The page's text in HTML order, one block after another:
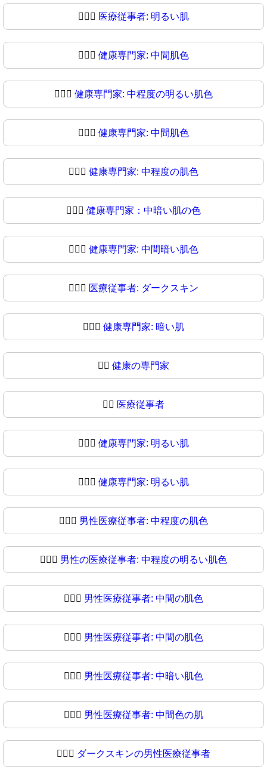
🧑🏻‍⚕ 医療従事者: 明るい肌
🧑🏼‍⚕️ 健康専門家: 中間肌色
🧑🏼‍⚕ 健康専門家: 中程度の明るい肌色
🧑🏽‍⚕️ 健康専門家: 中間肌色
🧑🏽‍⚕ 健康専門家: 中程度の肌色
🧑🏾‍⚕️ 健康専門家：中暗い肌の色
🧑🏾‍⚕ 健康専門家: 中間暗い肌色
🧑🏿‍⚕️ 医療従事者: ダークスキン
🧑🏿‍⚕ 健康専門家: 暗い肌
👨‍⚕️ 健康の専門家
👨‍⚕ 医療従事者
👨🏻‍⚕️ 健康専門家: 明るい肌
👨🏻‍⚕ 健康専門家: 明るい肌
👨🏼‍⚕️ 男性医療従事者: 中程度の肌色
👨🏼‍⚕ 男性の医療従事者: 中程度の明るい肌色
👨🏽‍⚕️ 男性医療従事者: 中間の肌色
👨🏽‍⚕ 男性医療従事者: 中間の肌色
👨🏾‍⚕️ 男性医療従事者: 中暗い肌色
👨🏾‍⚕ 男性医療従事者: 中間色の肌
👨🏿‍⚕️ ダークスキンの男性医療従事者